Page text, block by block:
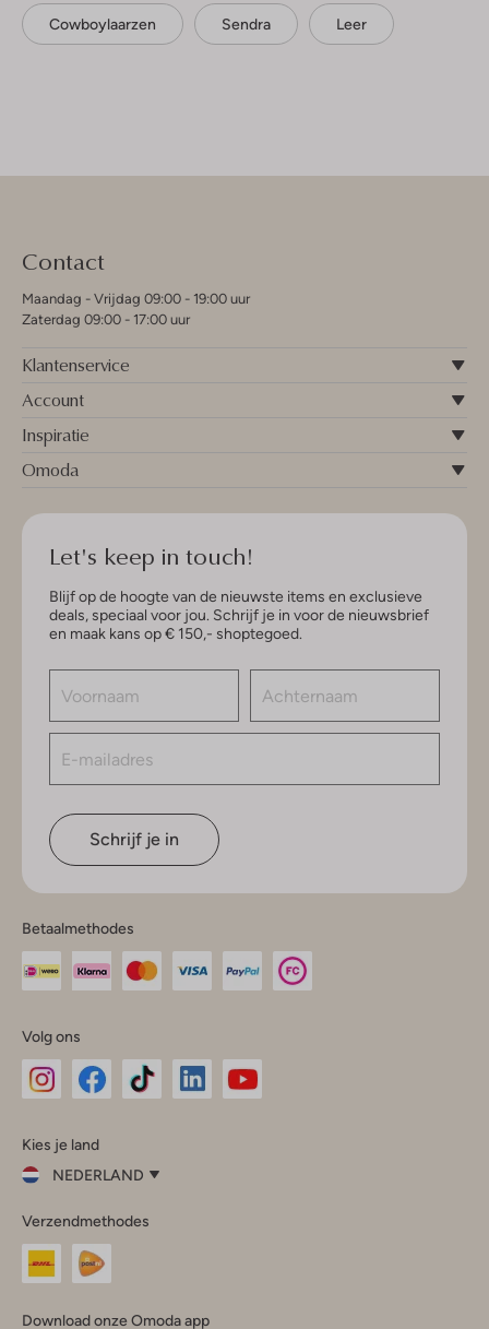
Cowboylaarzen Sendra Leer
Contact
Maandag - Vrijdag 09:00 - 19:00 uur
Zaterdag 09:00 - 17:00 uur
Klantenservice
Account
Inspiratie
Omoda
Let's keep in touch!
Blijf op de hoogte van de nieuwste items en exclusieve
deals, speciaal voor jou. Schrijf je in voor de nieuwsbrief
en maak kans op € 150,- shoptegoed.
Schrijf je in
Betaalmethodes
Volg ons
InstagramFacebook
Kies je land
NEDERLAND
je
land
Nederland
Verzendmethodes
Download onze Omoda app